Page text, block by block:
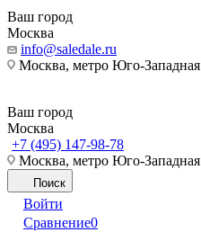
Ваш город
Москва
info@saledale.ru
Москва, метро Юго-Западная
Ваш город
Москва
+7 (495) 147-98-78
Москва, метро Юго-Западная
Поиск
Войти
Сравнение0